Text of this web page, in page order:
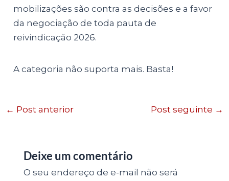
mobilizações são contra as decisões e a favor
da negociação de toda pauta de
reivindicação 2026.
A categoria não suporta mais. Basta!
← Post anterior Post seguinte →
Deixe um comentário
O seu endereço de e-mail não será